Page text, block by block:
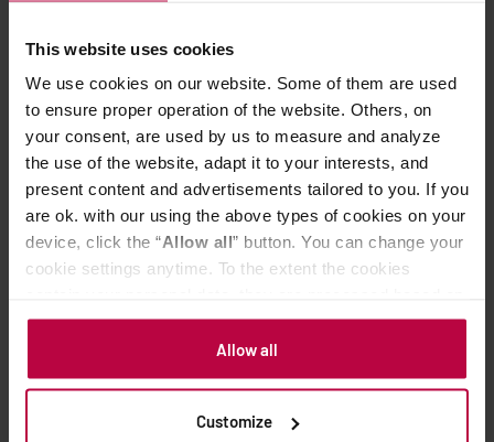
This website uses cookies
We use cookies on our website. Some of them are used
to ensure proper operation of the website. Others, on
your consent, are used by us to measure and analyze
the use of the website, adapt it to your interests, and
present content and advertisements tailored to you. If you
are ok. with our using the above types of cookies on your
device, click the “Allow all” button. You can change your
cookie settings anytime. To the extent the cookies
the controller’s (namely, ALL GOOD S.A., ul.
Mazowiecka 24I/U9, 78-100 Kołobrzeg) or third parties’
legitimate interests which are to ensure a high quality of
activities of the controller and authorized entities. More
Allow all
Customize
całkowicie się rozpuści i masa będzie miała
bursztynowy kolor (nie wolno mieszać, jedynie
potrząsać naczyniem). Dodać masło i wymieszać, a
następnie zdjąć z palnika, dodać kremówkę i
ponownie wymieszać do połączenia składników.
Do kubka dodać syrop orzechowy.
Mleko delikatnie podgrzać i spienić, a następnie
przelać do syropu.
Kawa niejedno ma imię, każdy znajdzie coś dobrego dla
siebie. Koniecznie dajcie znać, którą Wy zabierzecie ze